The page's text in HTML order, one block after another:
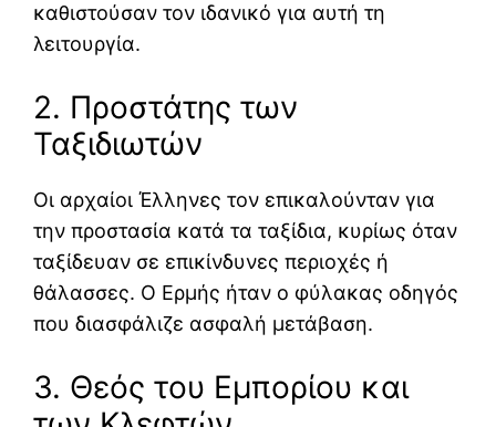
καθιστούσαν τον ιδανικό για αυτή τη
λειτουργία.
2. Προστάτης των
Ταξιδιωτών
Οι αρχαίοι Έλληνες τον επικαλούνταν για
την προστασία κατά τα ταξίδια, κυρίως όταν
ταξίδευαν σε επικίνδυνες περιοχές ή
θάλασσες. Ο Ερμής ήταν ο φύλακας οδηγός
που διασφάλιζε ασφαλή μετάβαση.
3. Θεός του Εμπορίου και